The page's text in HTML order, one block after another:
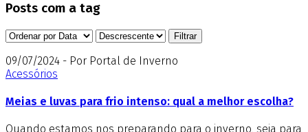
Posts com a tag
09/07/2024 - Por Portal de Inverno
Acessórios
Meias e luvas para frio intenso: qual a melhor escolha?
Quando estamos nos preparando para o inverno, seja para